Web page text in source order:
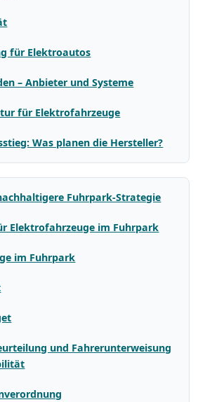
für Elektroautos
– Anbieter und Systeme
für Elektrofahrzeuge
Was planen die Hersteller?
Fuhrpark-Strategie
Elektrofahrzeuge im Fuhrpark
im Fuhrpark
und Fahrerunterweisung